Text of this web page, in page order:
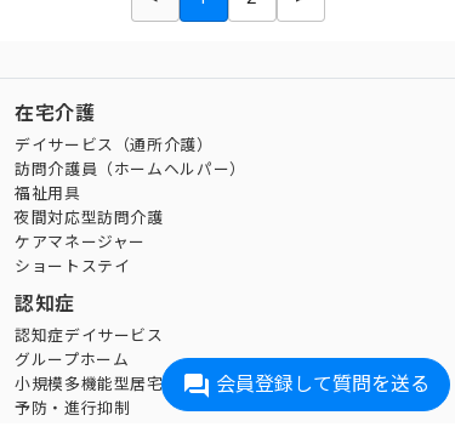
会員登録して質問を送る
在宅介護
デイサービス（通所介護）
訪問介護員（ホームヘルパー）
福祉用具
夜間対応型訪問介護
ケアマネージャー
ショートステイ
認知症
認知症デイサービス
グループホーム
小規模多機能型居宅介護
予防・進行抑制